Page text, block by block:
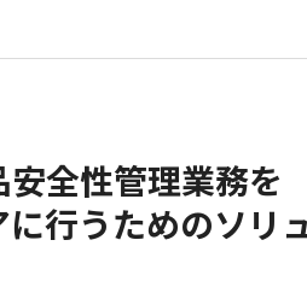
全性管理業務を
行うためのソリ